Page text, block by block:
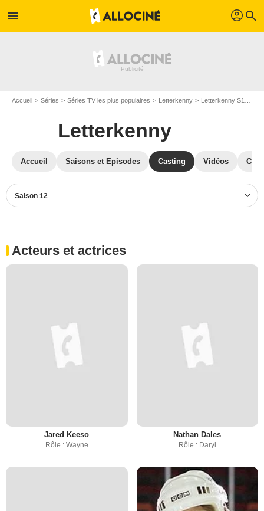
menu profil search
Accueil Séries Séries TV les plus populaires Letterkenny Letterkenny S12
Letterkenny
Accueil Saisons et Episodes Casting Vidéos
Saison 12
Acteurs et actrices
Jared Keeso
Rôle : Wayne
Nathan Dales
Rôle : Daryl